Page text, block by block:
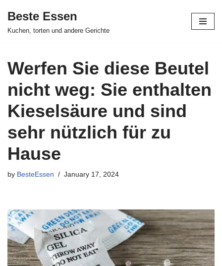
Skip
Beste Essen
Kuchen, torten und andere Gerichte
Werfen Sie diese Beutel
nicht weg: Sie enthalten
Kieselsäure und sind
sehr nützlich für zu
Hause
by BesteEssen January 17, 2024